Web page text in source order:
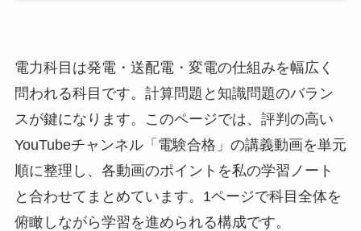
電力科目は発電・送配電・変電の仕組みを幅広く
問われる科目です。計算問題と知識問題のバラン
スが鍵になります。このページでは、評判の高い
YouTubeチャンネル「電験合格」の講義動画を単元
順に整理し、各動画のポイントを私の学習ノート
と合わせてまとめています。1ページで科目全体を
俯瞰しながら学習を進められる構成です。